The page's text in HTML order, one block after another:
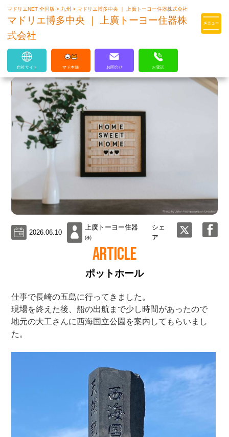
マドリエはLIXILの厳しい基準を
クリアした住まいのプロ集団です
マドリエNET 全国版> 九州>マドリエ博多中央 ｜ 上廣トーヨー住器株式会社
マドリエ博多中央 ｜ 上廣トーヨー住器株
式会社
自社サイト マド本舗 お問合せ お電話
2026.06.10
上廣トーヨー住器
㈱
シェ
ア
ARTICLE
ポットホール